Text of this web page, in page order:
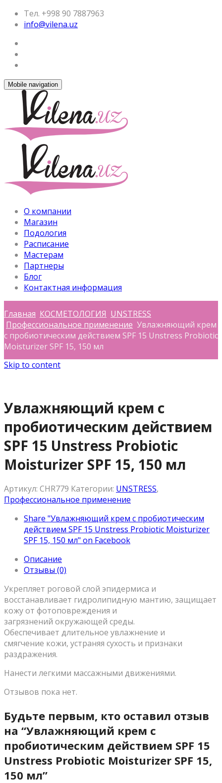
Тел. +998 90 7887963
info@vilena.uz
Mobile navigation
О компании
Магазин
Подология
Расписание
Мастерам
Партнеры
Блог
Контактная информация
Главная КОСМЕТОЛОГИЯ UNSTRESS
Профессиональное применение Увлажняющий крем
с пробиотическим действием SPF 15 Unstress Probiotic
Moisturizer SPF 15, 150 мл
Skip to content
Увлажняющий крем с
пробиотическим действием
SPF 15 Unstress Probiotic
Moisturizer SPF 15, 150 мл
Артикул: CHR779 Категории: UNSTRESS,
Профессиональное применение
Share "Увлажняющий крем с пробиотическим
действием SPF 15 Unstress Probiotic Moisturizer
SPF 15, 150 мл" on Facebook
Описание
Отзывы (0)
Укрепляет роговой слой эпидермиса и
восстанавливает гидролипидную мантию, защищает
кожу от фотоповреждения и
загрязнений окружающей среды.
Обеспечивает длительное увлажнение и
смягчение кожи, устраняя сухость и признаки
раздражения.
Нанести легкими массажными движениями.
Отзывов пока нет.
Будьте первым, кто оставил отзыв
на “Увлажняющий крем с
пробиотическим действием SPF 15
Unstress Probiotic Moisturizer SPF 15,
150 мл”